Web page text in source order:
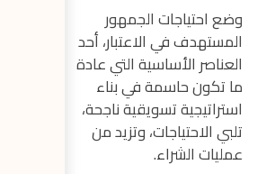
وضع احتياجات الجمهور
المستهدف في الاعتبار، أحد
العناصر الأساسية التي عادة
ما تكون حاسمة في بناء
استراتيجية تسويقية ناجحة،
تلبي الاحتياجات، وتزيد من
عمليات الشراء.